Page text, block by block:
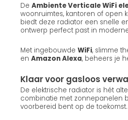
De Ambiente Verticale WiFi
woonruimtes, kantoren of open
biedt deze radiator een snelle
ontwerp perfect past in
Met ingebouwde WiFi, slimme
en Amazon Alexa, beheers je
Klaar voor gasloos
De elektrische radiator is hét
combinatie met zonnepanelen
voorbereid bent op de toekomst.